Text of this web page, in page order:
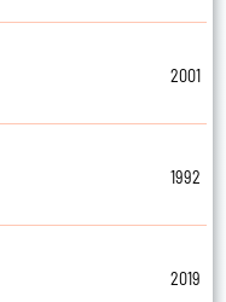
2001
1992
2019